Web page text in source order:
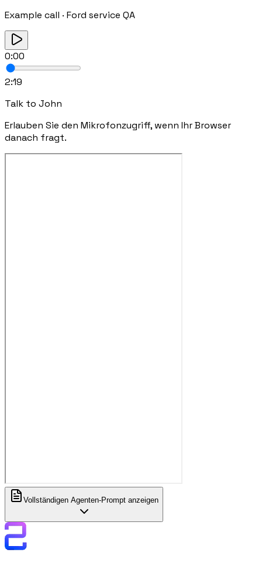
Example call · Ford service QA
0:00
2:19
Talk to John
Erlauben Sie den Mikrofonzugriff, wenn Ihr Browser
danach fragt.
Vollständigen Agenten-Prompt anzeigen